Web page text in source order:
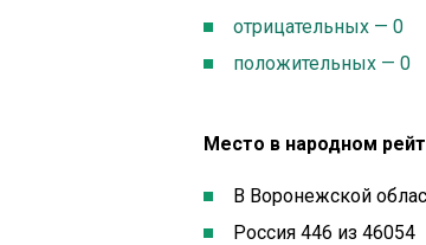
отрицательных — 0
положительных — 0
Место в народном
В Воронежской
Россия 446 из 46054